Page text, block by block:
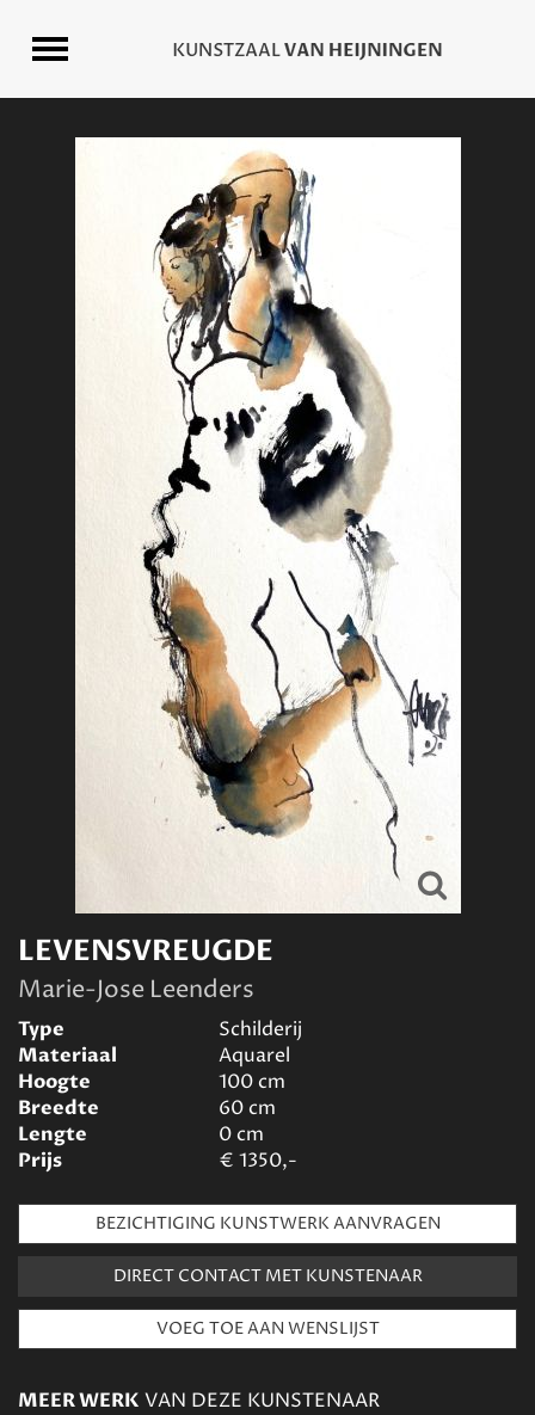
LEVENSVREUGDE
Marie-Jose Leenders
Type
Schilderij
Materiaal
Aquarel
Hoogte
100cm
Breedte
60cm
Lengte
0cm
Prijs
€ 1350,-
BEZICHTIGING KUNSTWERK AANVRAGEN
DIRECT CONTACT MET KUNSTENAAR
MEER WERK VAN DEZE KUNSTENAAR